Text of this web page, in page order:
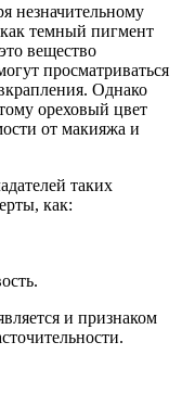
незначительному
как темный пигмент
вещество
просматриваться
Однако
ореховый цвет
от макияжа и
таких
как:
и признаком